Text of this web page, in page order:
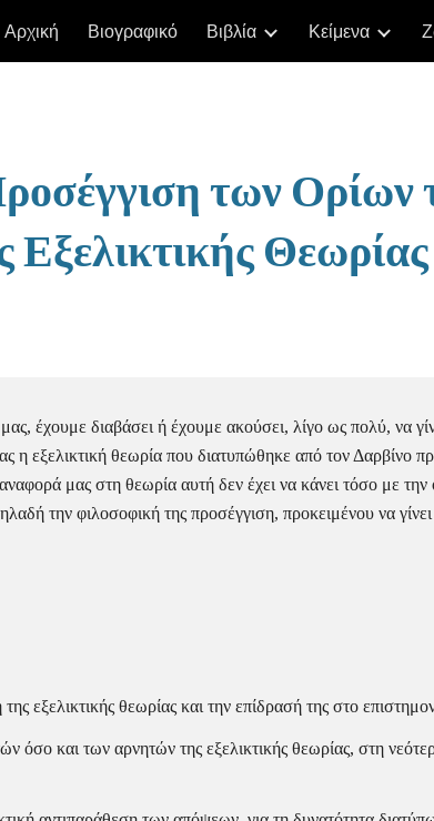
Skip to navigation
Αρχική Βιογραφικό Βιβλία Κείμενα
των Ορίων
Εξελικτικής Θεωρίας
έχουμε διαβάσει ή έχουμε ακούσει, λίγο ως πολύ, να
η εξελικτική θεωρία που διατυπώθηκε από τον Δαρβίνο
μας στη θεωρία αυτή δεν έχει να κάνει τόσο με την
την φιλοσοφική της προσέγγιση, προκειμένου να
εξελικτικής θεωρίας και την επίδρασή της στο
και των αρνητών της εξελικτικής θεωρίας, στη